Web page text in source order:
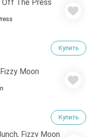
Купить
Купить